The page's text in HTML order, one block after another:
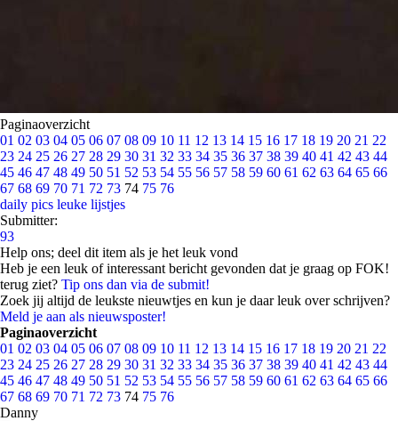
Paginaoverzicht
01 02 03 04 05 06 07 08 09 10 11 12 13 14 15 16 17 18 19 20 21 22
23 24 25 26 27 28 29 30 31 32 33 34 35 36 37 38 39 40 41 42 43 44
45 46 47 48 49 50 51 52 53 54 55 56 57 58 59 60 61 62 63 64 65 66
67 68 69 70 71 72 73 74 75 76
daily pics leuke lijstjes
Submitter:
93
Help ons; deel dit item als je het leuk vond
Heb je een leuk of interessant bericht gevonden dat je graag op FOK!
terug ziet? Tip ons dan via de submit!
Zoek jij altijd de leukste nieuwtjes en kun je daar leuk over schrijven?
Meld je aan als nieuwsposter!
Paginaoverzicht
01 02 03 04 05 06 07 08 09 10 11 12 13 14 15 16 17 18 19 20 21 22
23 24 25 26 27 28 29 30 31 32 33 34 35 36 37 38 39 40 41 42 43 44
45 46 47 48 49 50 51 52 53 54 55 56 57 58 59 60 61 62 63 64 65 66
67 68 69 70 71 72 73 74 75 76
Danny